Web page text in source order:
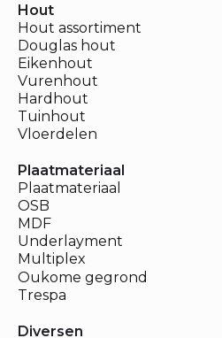
Hout
Hout assortiment
Douglas hout
Eikenhout
Vurenhout
Hardhout
Tuinhout
Vloerdelen
Plaatmateriaal
Plaatmateriaal
OSB
MDF
Underlayment
Multiplex
Oukome gegrond
Trespa
Diversen